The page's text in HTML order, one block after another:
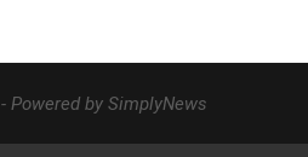
- Powered by SimplyNews